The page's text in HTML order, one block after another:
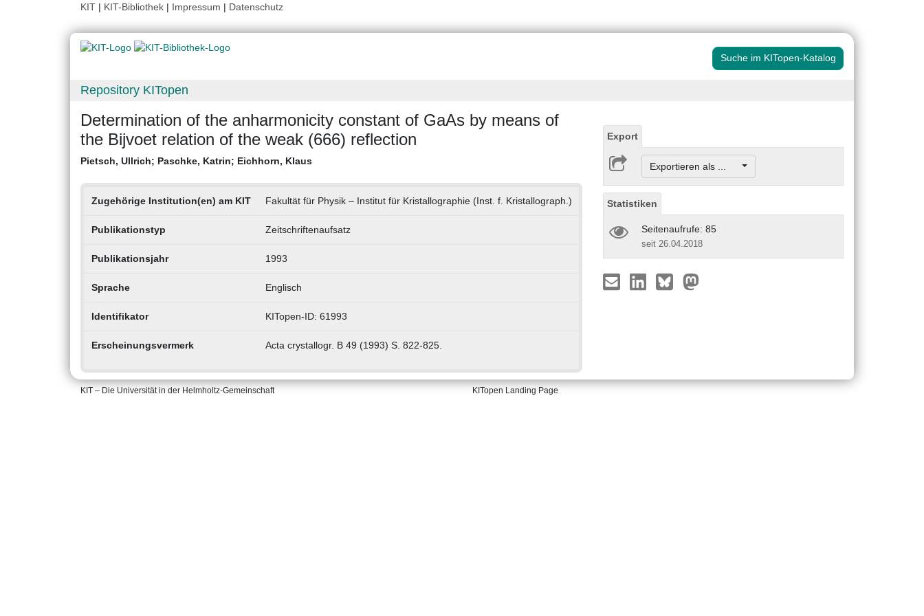
KIT | KIT-Bibliothek | Impressum | Datenschutz
Suche im KITopen-Katalog
Repository KITopen
Determination of the anharmonicity constant of GaAs by means of
the Bijvoet relation of the weak (666) reflection
Pietsch, Ullrich; Paschke, Katrin; Eichhorn, Klaus
Zugehörige Institution(en) am KIT Fakultät für Physik – Institut für Kristallographie (Inst. f. Kristallograph.)
Publikationstyp Zeitschriftenaufsatz
Publikationsjahr 1993
Sprache Englisch
Identifikator KITopen-ID: 61993
Erscheinungsvermerk Acta crystallogr. B 49 (1993) S. 822-825.
Export
Exportieren als ...
Statistiken
Seitenaufrufe: 85
seit 26.04.2018
KIT – Die Universität in der Helmholtz-Gemeinschaft KITopen Landing Page